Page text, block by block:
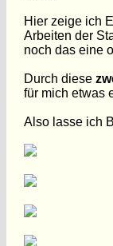
Hier zeige ich
Arbeiten der
noch das eine
Durch diese
für mich etwas
Also lasse ich